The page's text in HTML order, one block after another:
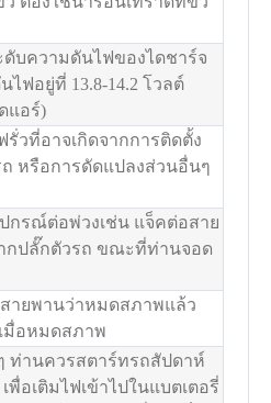
ดับความดันไฟของไดชาร์จ
ฟอยู่ที่ 13.8-14.2 โวลต์
แอร์)
วที่อาจเกิดจากการติดตั้ง
หรือการดัดแปลงส่วนอื่นๆ
กรณ์ต่อพ่วงเช่น แจ็คต่อสาย
กปลั๊กตัวรถ ขณะที่ท่านจอด
ายพานว่าหมดสภาพแล้ว
มื่อหมดสภาพ
ท่านควรสตาร์ทรถสัปดาห์
พื่อเติมไฟเข้าไปในแบตเตอรี่